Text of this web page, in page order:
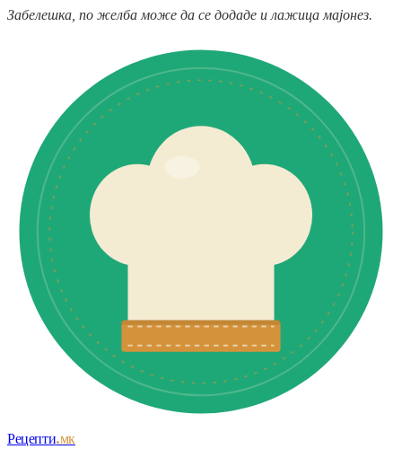
Забелешка, по желба може да се додаде и лажица мајонез.
Рецепти.мк